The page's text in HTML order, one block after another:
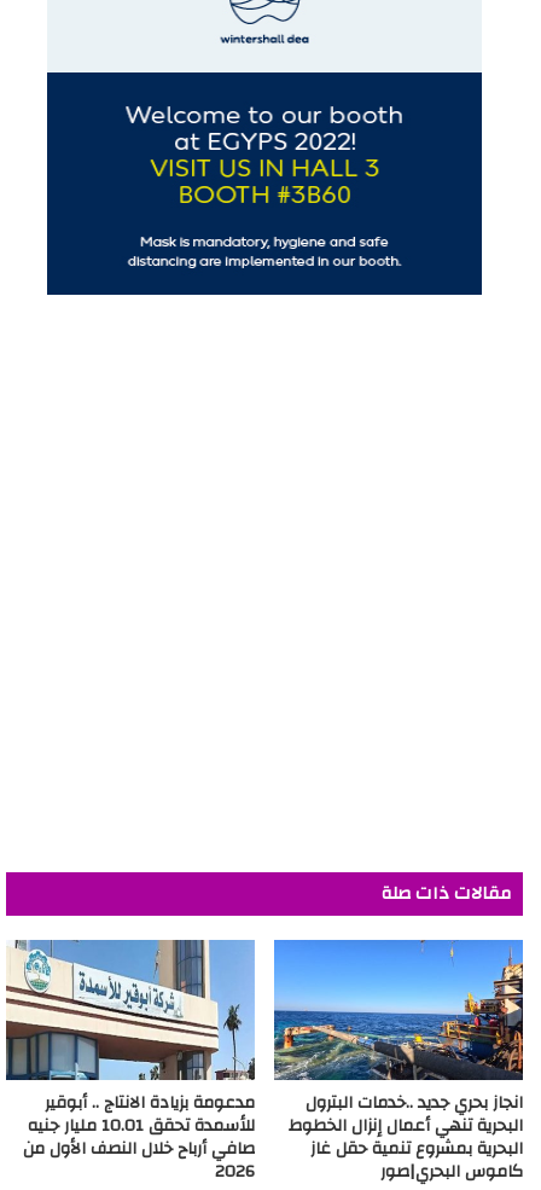
مقالات ذات صلة
انجاز بحري جديد ..خدمات البترول
البحرية تنهي أعمال إنزال الخطوط
البحرية بمشروع تنمية حقل غاز
كاموس البحري|صور
مدعومة بزيادة الانتاج .. أبوقير
للأسمدة تحقق 10.01 مليار جنيه
صافي أرباح خلال النصف الأول من
2026